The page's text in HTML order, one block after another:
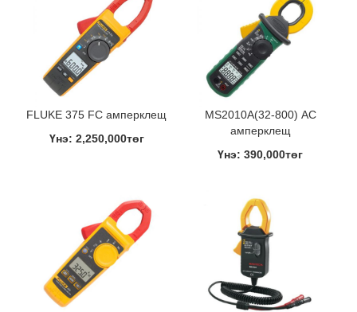
FLUKE 375 FC амперклещ
Үнэ: 2,250,000төг
MS2010A(32-800) АС
амперклещ
Үнэ: 390,000төг